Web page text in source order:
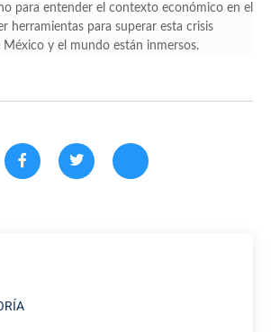
para entender el contexto económico en el
herramientas para superar esta crisis
y el mundo están inmersos.